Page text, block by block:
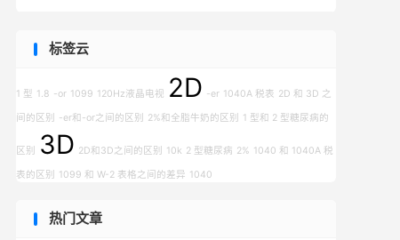
标签云
1 型 1.8 -or 1099 120Hz液晶电视 2D -er 1040A 税表 2D 和 3D 之
间的区别 -er和-or之间的区别 2%和全脂牛奶的区别 1 型和 2 型糖尿病的
区别 3D 2D和3D之间的区别 10k 2 型糖尿病 2% 1040 和 1040A 税
表的区别 1099 和 W-2 表格之间的差异 1040
热门文章